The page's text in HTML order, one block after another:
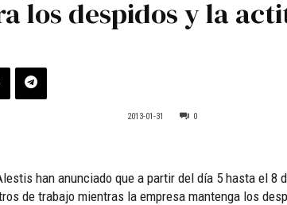
los despidos y la
2013-01-31 0
han anunciado que a partir del día 5 hasta el 8
de trabajo mientras la empresa mantenga los